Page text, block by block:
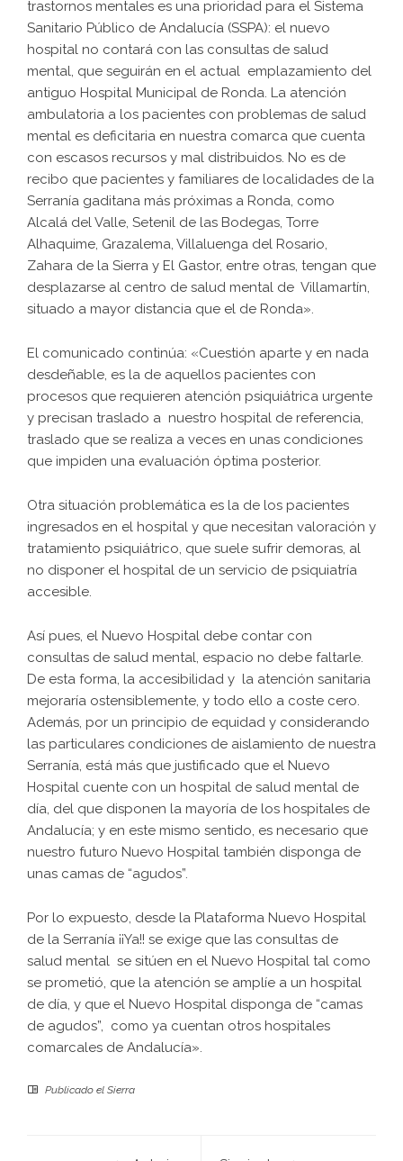
trastornos mentales es una prioridad para el Sistema
Sanitario Público de Andalucía (SSPA): el nuevo
hospital no contará con las consultas de salud
mental, que seguirán en el actual emplazamiento del
antiguo Hospital Municipal de Ronda. La atención
ambulatoria a los pacientes con problemas de salud
mental es deficitaria en nuestra comarca que cuenta
con escasos recursos y mal distribuidos. No es de
recibo que pacientes y familiares de localidades de la
Serranía gaditana más próximas a Ronda, como
Alcalá del Valle, Setenil de las Bodegas, Torre
Alhaquime, Grazalema, Villaluenga del Rosario,
Zahara de la Sierra y El Gastor, entre otras, tengan que
desplazarse al centro de salud mental de Villamartín,
situado a mayor distancia que el de Ronda».
El comunicado continúa: «Cuestión aparte y en nada
desdeñable, es la de aquellos pacientes con
procesos que requieren atención psiquiátrica urgente
y precisan traslado a nuestro hospital de referencia,
traslado que se realiza a veces en unas condiciones
que impiden una evaluación óptima posterior.
Otra situación problemática es la de los pacientes
ingresados en el hospital y que necesitan valoración y
tratamiento psiquiátrico, que suele sufrir demoras, al
no disponer el hospital de un servicio de psiquiatría
accesible.
Así pues, el Nuevo Hospital debe contar con
consultas de salud mental, espacio no debe faltarle.
De esta forma, la accesibilidad y la atención sanitaria
mejoraría ostensiblemente, y todo ello a coste cero.
Además, por un principio de equidad y considerando
las particulares condiciones de aislamiento de nuestra
Serranía, está más que justificado que el Nuevo
Hospital cuente con un hospital de salud mental de
día, del que disponen la mayoría de los hospitales de
Andalucía; y en este mismo sentido, es necesario que
nuestro futuro Nuevo Hospital también disponga de
unas camas de “agudos”.
Por lo expuesto, desde la Plataforma Nuevo Hospital
de la Serranía ¡¡Ya!! se exige que las consultas de
salud mental se sitúen en el Nuevo Hospital tal como
se prometió, que la atención se amplíe a un hospital
de día, y que el Nuevo Hospital disponga de “camas
de agudos”, como ya cuentan otros hospitales
comarcales de Andalucía».
Publicado el Sierra